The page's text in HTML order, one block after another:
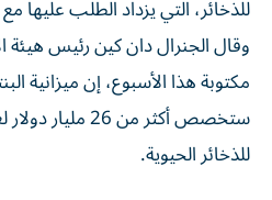
للذخائر، التي يزداد الطلب عليها
وقال الجنرال دان كين رئيس هيئة
ستخصص أكثر من
⁠للذخائر الحيوية.